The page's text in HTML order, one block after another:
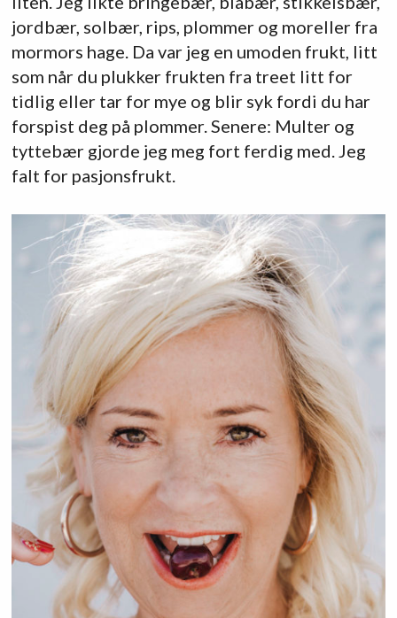
jordbær, solbær, rips, plommer og moreller fra
mormors hage. Da var jeg en umoden frukt, litt
som når du plukker frukten fra treet litt for
tidlig eller tar for mye og blir syk fordi du har
forspist deg på plommer. Senere: Multer og
tyttebær gjorde jeg meg fort ferdig med. Jeg
falt for pasjonsfrukt.